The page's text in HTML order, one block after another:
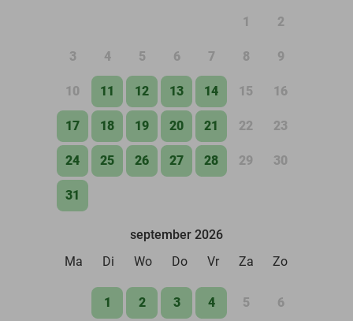
1 2
3 4 5 6 7 8 9
10 11 12 13 14 15 16
17 18 19 20 21 22 23
24 25 26 27 28 29 30
31
september 2026
Ma
Di Wo Do Vr Za Zo
1 2 3 4 5 6